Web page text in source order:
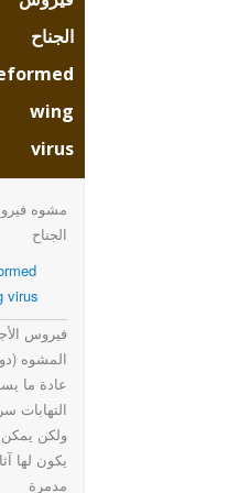
wing
virus
الجناح
wing
virus
مشوه
الجناح
virus
فيروس
المشوه
عادة ما
التهابات
ولكن
يكون لها
مدمرة